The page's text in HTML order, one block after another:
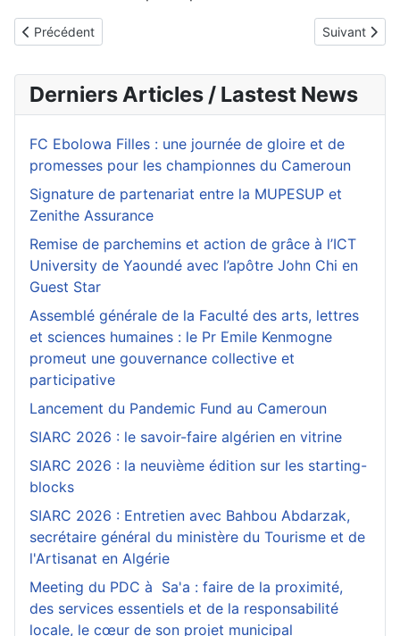
Article précédent : CAN Maroc 2025 : la Coupe d’Afrique des
Précédent Article
Suivant
Derniers Articles / Lastest News
FC Ebolowa Filles : une journée de gloire et de
promesses pour les championnes du Cameroun
Signature de partenariat entre la MUPESUP et
Zenithe Assurance
Remise de parchemins et action de grâce à l’ICT
University de Yaoundé avec l’apôtre John Chi en
Guest Star
Assemblé générale de la Faculté des arts, lettres
et sciences humaines : le Pr Emile Kenmogne
promeut une gouvernance collective et
participative
Lancement du Pandemic Fund au Cameroun
SIARC 2026 : le savoir-faire algérien en vitrine
SIARC 2026 : la neuvième édition sur les starting-
blocks
SIARC 2026 : Entretien avec Bahbou Abdarzak,
secrétaire général du ministère du Tourisme et de
l'Artisanat en Algérie
Meeting du PDC à Sa'a : faire de la proximité,
des services essentiels et de la responsabilité
locale, le cœur de son projet municipal